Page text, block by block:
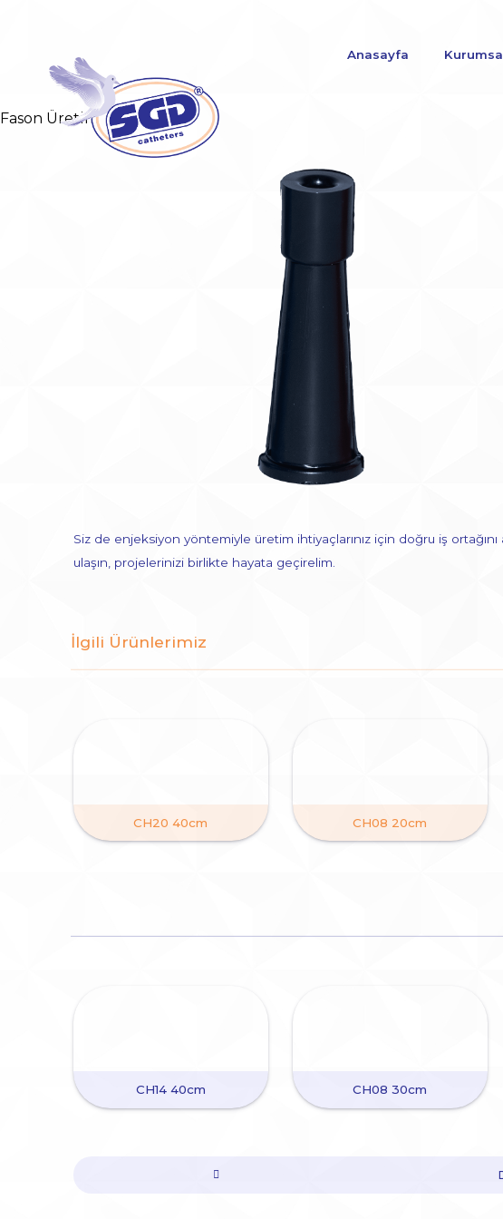
Anasayfa
Fason Üretim
Siz de enjeksiyon yöntemiyle üretim ihtiyaçlarınız için doğru iş
ulaşın, projelerinizi birlikte hayata geçirelim.
İlgili Ürünlerimiz
CH20 40cm CH08 20cm
CH14 40cm CH08 30cm